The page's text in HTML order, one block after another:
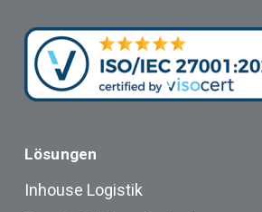
Lösungen
Inhouse Logistik